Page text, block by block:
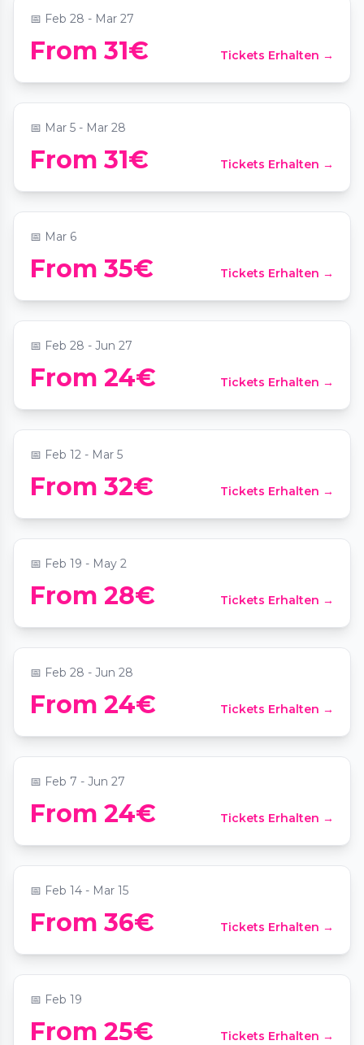
📅 Feb 28 - Mar 27
From 31€ Tickets Erhalten →
Candlelight: Vivaldis „Vier Jahreszeiten“
📍Französischer Dom
📅 Mar 5 - Mar 28
From 31€ Tickets Erhalten →
Candlelight: Ed Sheeran meets Coldplay
📍Heilig-Kreuz-Kirche Berlin
📅 Mar 6
From 35€ Tickets Erhalten →
Candlelight: Queen meets ABBA
📍Meistersaal
📅 Feb 28 - Jun 27
From 24€ Tickets Erhalten →
Strings
📍Heilig-Kreuz-Kirche Berlin
📅 Feb 12 - Mar 5
From 32€ Tickets Erhalten →
Louis Armstrong
📍Colosseum Berlin
📅 Feb 19 - May 2
From 28€ Tickets Erhalten →
Dragons
📍Meistersaal
📅 Feb 28 - Jun 28
From 24€ Tickets Erhalten →
Candlelight: Vivaldis „Vier Jahreszeiten“
📍Meistersaal
📅 Feb 7 - Jun 27
From 24€ Tickets Erhalten →
Neon Brush: Malerlebnis im Dunkeln
📍Playground - Creative Space
📅 Feb 14 - Mar 15
From 36€ Tickets Erhalten →
Candlelight: Valentinstagsspecial
📍Französischer Dom
📅 Feb 19
From 25€ Tickets Erhalten →
Candlelight: Tribut an Hans Zimmer